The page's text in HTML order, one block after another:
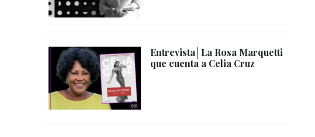
Entrevista│La Rosa Marquetti
que cuenta a Celia Cruz